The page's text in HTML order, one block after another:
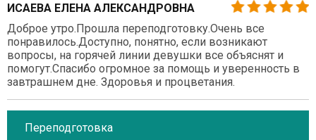
ИСАЕВА ЕЛЕНА АЛЕКСАНДРОВНА
Доброе утро.Прошла переподготовку.Очень все
понравилось.Доступно, понятно, если возникают
вопросы, на горячей линии девушки все объяснят и
помогут.Спасибо огромное за помощь и уверенность в
завтрашнем дне. Здоровья и процветания.
Переподготовка